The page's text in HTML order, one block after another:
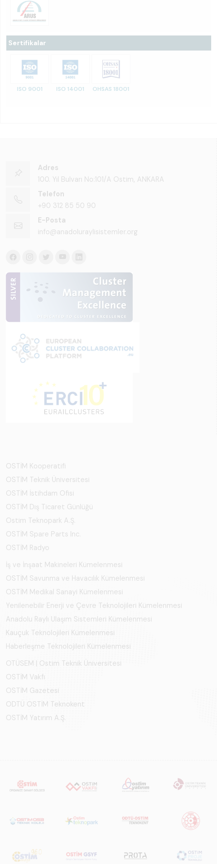
Sertifikalar
ISO 9001 ISO 14001 OHSAS 18001
Adres
100. Yıl Bulvarı No:101/A Ostim, ANKARA
Telefon
+90 312 85 50 90
E-Posta
info@anadoluraylisistemler.org
OSTİM Kooperatifi
OSTİM Teknik Üniversitesi
OSTİM İstihdam Ofisi
OSTİM Dış Ticaret Günlüğü
Ostim Teknopark A.Ş.
OSTİM Spare Parts Inc.
OSTİM Radyo
İş ve İnşaat Makineleri Kümelenmesi
OSTİM Savunma ve Havacılık Kümelenmesi
OSTİM Medikal Sanayi Kümelenmesi
Yenilenebilir Enerji ve Çevre Teknolojileri Kümelenmesi
Anadolu Raylı Ulaşım Sistemleri Kümelenmesi
Kauçuk Teknolojileri Kümelenmesi
Haberleşme Teknolojileri Kümelenmesi
OTÜSEM | Ostim Teknik Üniversitesi
OSTİM Vakfı
OSTİM Gazetesi
ODTÜ OSTİM Teknokent
OSTİM Yatırım A.Ş.